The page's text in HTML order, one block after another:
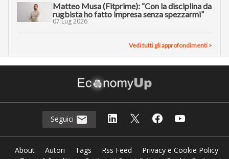
Matteo Musa (Fitprime): “Con la disciplina da
rugbista ho fatto impresa senza spezzarmi”
07 Lug 2026
Vedi tutti gli approfondimenti >
Seguici
About Autori Tags Rss Feed
Privacy e Cookie Policy